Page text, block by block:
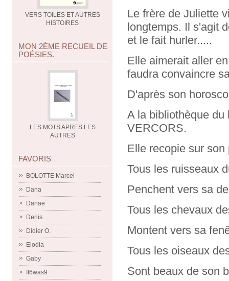
VERS TOILES ET AUTRES
HISTOIRES
MON 2ÈME RECUEIL DE
POÉSIES.
LES MOTS APRES LES
AUTRES
FAVORIS
BOLOTTE Marcel
Dana
Danae
Denis
Didier O.
Elodia
Gaby
If6was9
Le frère de Juliette
longtemps. Il s'agit
et le fait hurler.....
Elle aimerait aller
faudra convaincre
D'après son
A la bibliothèque
VERCORS.
Elle recopie sur
Tous les ruisseaux
Penchent vers sa
Tous les chevaux
Montent vers sa
Tous les oiseaux
Sont beaux de son